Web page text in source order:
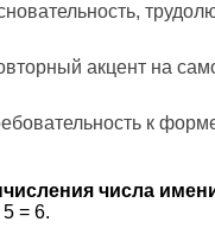
акцент на
к
числа
= 6.